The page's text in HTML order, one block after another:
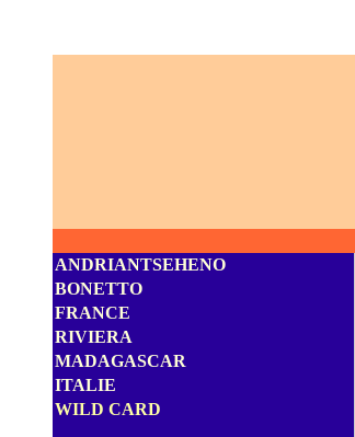
ANDRIANTSEHENO
BONETTO
FRANCE
RIVIERA
MADAGASCAR
ITALIE
WILD CARD